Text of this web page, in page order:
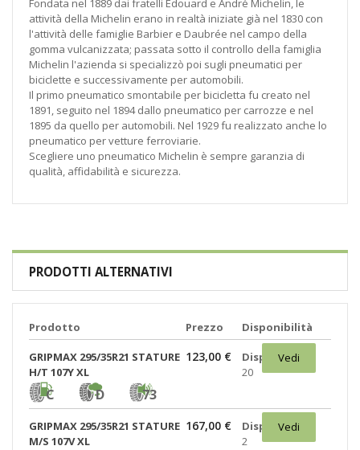
Fondata nel 1889 dai fratelli Édouard e André Michelin, le
attività della Michelin erano in realtà iniziate già nel 1830 con
l'attività delle famiglie Barbier e Daubrée nel campo della
gomma vulcanizzata; passata sotto il controllo della famiglia
Michelin l'azienda si specializzò poi sugli pneumatici per
biciclette e successivamente per automobili.
Il primo pneumatico smontabile per bicicletta fu creato nel
1891, seguito nel 1894 dallo pneumatico per carrozze e nel
1895 da quello per automobili. Nel 1929 fu realizzato anche lo
pneumatico per vetture ferroviarie.
Scegliere uno pneumatico Michelin è sempre garanzia di
qualità, affidabilità e sicurezza.
PRODOTTI ALTERNATIVI
Prodotto Prezzo Disponibilità
GRIPMAX 295/35R21 STATURE
H/T 107Y XL
C D 73
123,00 €
Disponibili:
20
Vedi
GRIPMAX 295/35R21 STATURE
M/S 107V XL
167,00 €
Disponibili:
2
Vedi